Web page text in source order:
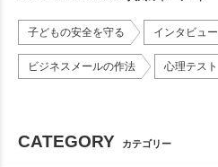
子どもの安全を守る インタビュー
ビジネスメールの作法 心理テスト
CATEGORY カテゴリー